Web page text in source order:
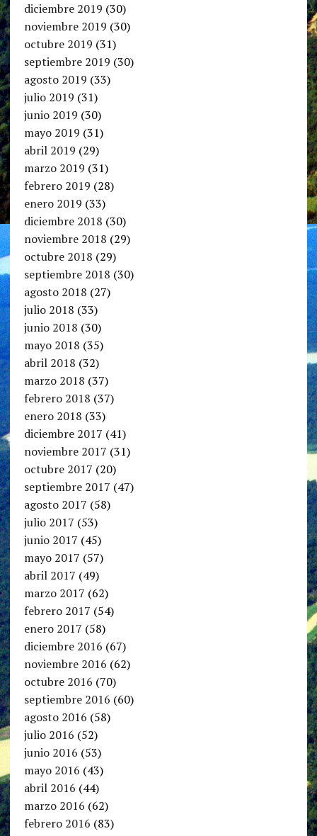
diciembre 2019 (30)
noviembre 2019 (30)
octubre 2019 (31)
septiembre 2019 (30)
agosto 2019 (33)
julio 2019 (31)
junio 2019 (30)
mayo 2019 (31)
abril 2019 (29)
marzo 2019 (31)
febrero 2019 (28)
enero 2019 (33)
diciembre 2018 (30)
noviembre 2018 (29)
octubre 2018 (29)
septiembre 2018 (30)
agosto 2018 (27)
julio 2018 (33)
junio 2018 (30)
mayo 2018 (35)
abril 2018 (32)
marzo 2018 (37)
febrero 2018 (37)
enero 2018 (33)
diciembre 2017 (41)
noviembre 2017 (31)
octubre 2017 (20)
septiembre 2017 (47)
agosto 2017 (58)
julio 2017 (53)
junio 2017 (45)
mayo 2017 (57)
abril 2017 (49)
marzo 2017 (62)
febrero 2017 (54)
enero 2017 (58)
diciembre 2016 (67)
noviembre 2016 (62)
octubre 2016 (70)
septiembre 2016 (60)
agosto 2016 (58)
julio 2016 (52)
junio 2016 (53)
mayo 2016 (43)
abril 2016 (44)
marzo 2016 (62)
febrero 2016 (83)